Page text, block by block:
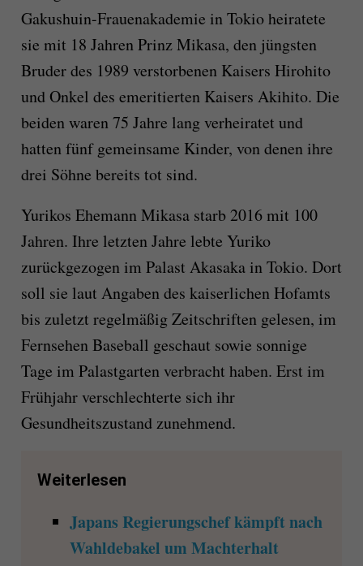
Gakushuin-Frauenakademie in Tokio heiratete
sie mit 18 Jahren Prinz Mikasa, den jüngsten
Bruder des 1989 verstorbenen Kaisers Hirohito
und Onkel des emeritierten Kaisers Akihito. Die
beiden waren 75 Jahre lang verheiratet und
hatten fünf gemeinsame Kinder, von denen ihre
drei Söhne bereits tot sind.
Yurikos Ehemann Mikasa starb 2016 mit 100
Jahren. Ihre letzten Jahre lebte Yuriko
zurückgezogen im Palast Akasaka in Tokio. Dort
soll sie laut Angaben des kaiserlichen Hofamts
bis zuletzt regelmäßig Zeitschriften gelesen, im
Fernsehen Baseball geschaut sowie sonnige
Tage im Palastgarten verbracht haben. Erst im
Frühjahr verschlechterte sich ihr
Gesundheitszustand zunehmend.
Weiterlesen
Japans Regierungschef kämpft nach
Wahldebakel um Machterhalt